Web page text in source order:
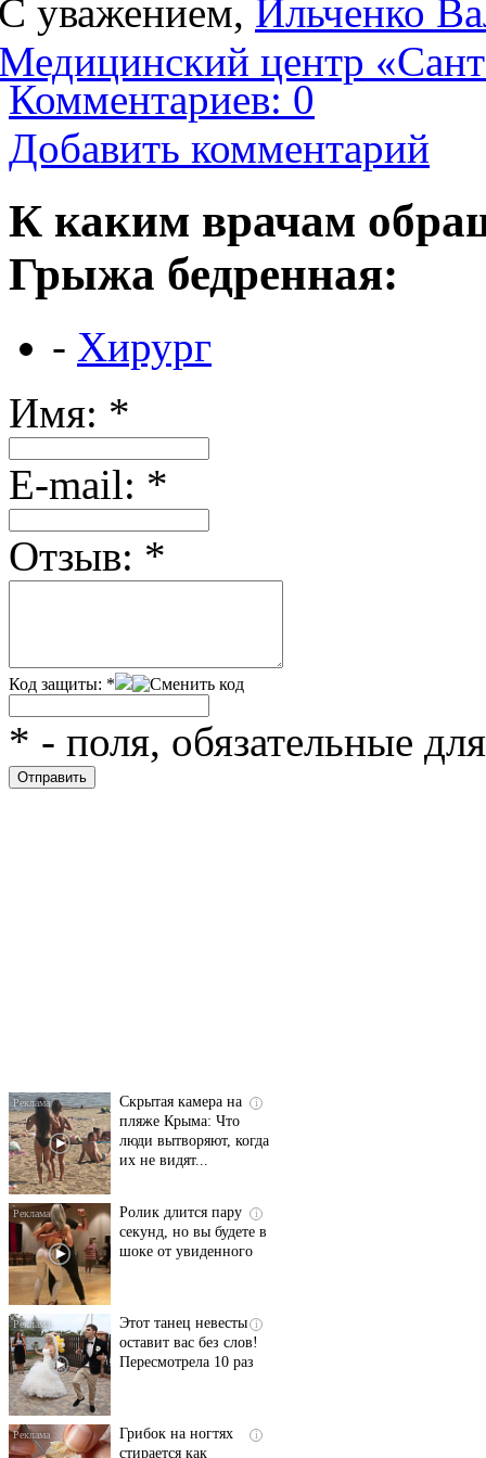
уважением, Ильченко
центр
Комментариев: 0
Добавить комментарий
К каким врачам
Грыжа бедренная:
- Хирург
Имя: *
Е-mail: *
Отзыв: *
Код защиты: *
* - поля, обязательные
i
Скрытая камера на
пляже Крыма: Что
люди вытворяют, когда
их не видят...
i
Ролик длится пару
секунд, но вы будете в
шоке от увиденного
i
Этот танец невесты
оставит вас без слов!
Пересмотрела 10 раз
i
Грибок на ногтях
стирается как